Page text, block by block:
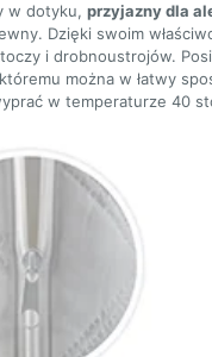
w dotyku, przyjazny dla
Dzięki swoim
i drobnoustrojów.
można w łatwy
w temperaturze 40